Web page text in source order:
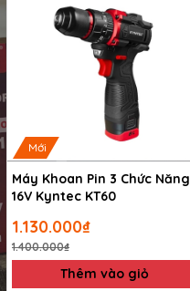
Mới
Máy Khoan Pin 3 Chức Năng
16V Kyntec KT60
1.130.000₫
1.400.000₫
Thêm vào giỏ